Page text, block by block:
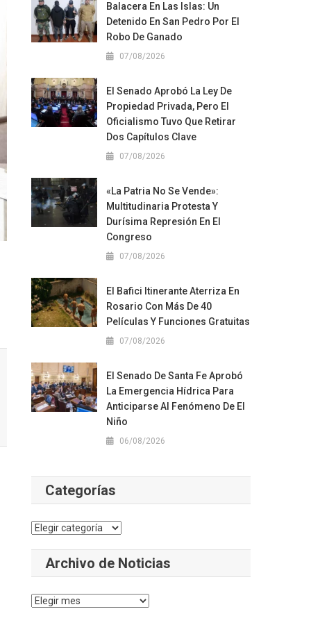
Balacera En Las Islas: Un
Detenido En San Pedro Por El
Robo De Ganado
07/08/2026
El Senado Aprobó La Ley De
Propiedad Privada, Pero El
Oficialismo Tuvo Que Retirar
Dos Capítulos Clave
07/08/2026
«La Patria No Se Vende»:
Multitudinaria Protesta Y
Durísima Represión En El
Congreso
07/08/2026
El Bafici Itinerante Aterriza En
Rosario Con Más De 40
Películas Y Funciones Gratuitas
07/08/2026
El Senado De Santa Fe Aprobó
La Emergencia Hídrica Para
Anticiparse Al Fenómeno De El
Niño
06/08/2026
Categorías
Categorías
Archivo de Noticias
Archivo